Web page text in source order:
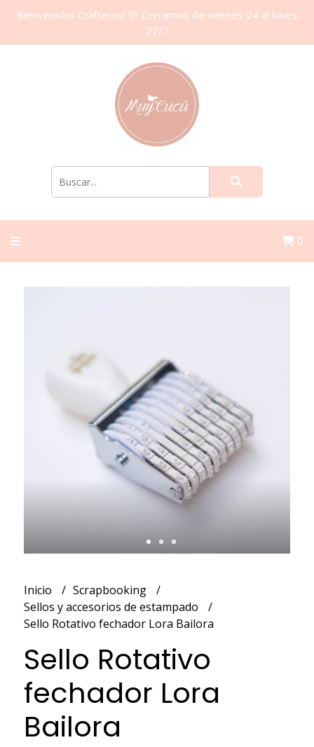
Bienvenidxs Crafterxs! 🩷 Cerramos de viernes 24 al lunes
27/7
0
Inicio
Scrapbooking
Sellos y accesorios de estampado
Sello Rotativo fechador Lora Bailora
Sello Rotativo
fechador Lora
Bailora